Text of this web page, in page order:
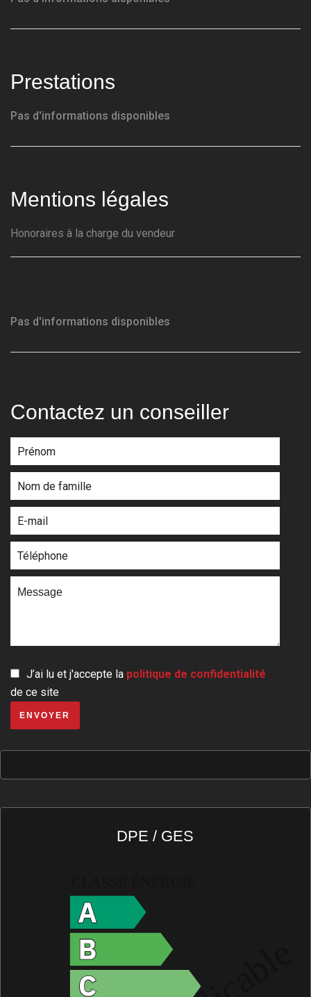
Prestations
Pas d'informations disponibles
Mentions légales
Honoraires à la charge du vendeur
Pas d'informations disponibles
Contactez un conseiller
J’ai lu et j'accepte la politique de confidentialité
de ce site
ENVOYER
DPE / GES